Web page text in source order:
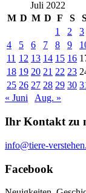
Juli 2022
M D M D F S
1
2
3
4
5 6 7 8 9
11 12 13 14 15 16
18 19 20 21 22 23
25 26 27 28 29 30
« Juni
Aug. »
Ihr Kontakt zu
info@tiere-
Facebook